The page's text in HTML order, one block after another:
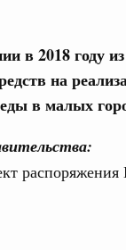
в 2018 году
на
в малых
№11)
понедельник
№10)
бюджетные